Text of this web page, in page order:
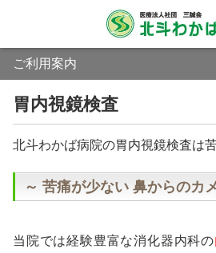
ご利用案内
胃内視鏡検査
北斗わかば病院の胃内視鏡検査は
～ 苦痛が少ない 鼻からのカ
当院では経験豊富な消化器内科の